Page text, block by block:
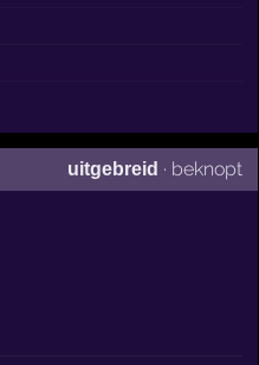
uitgebreid · beknopt